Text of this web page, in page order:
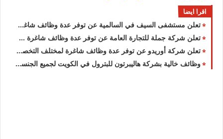
اقرا ايضا
تعلن مستشفى السيف في السالمية عن توفر عدة وظائف شاغرة جديدة للرجال والنساء برواتب عالية في الكويت
تعلن شركة جملة للتجارة العامة عن توفر عدة وظائف شاغرة جديدة في مختلف التخصصات في الكويت
تعلن شركة أوريدو عن توفر عدة وظائف شاغرة لمختلف التخصصات للرجال والنساء بالكويت
وظائف خالية بشركة هاليبرتون للبترول في الكويت لجميع الجنسيات